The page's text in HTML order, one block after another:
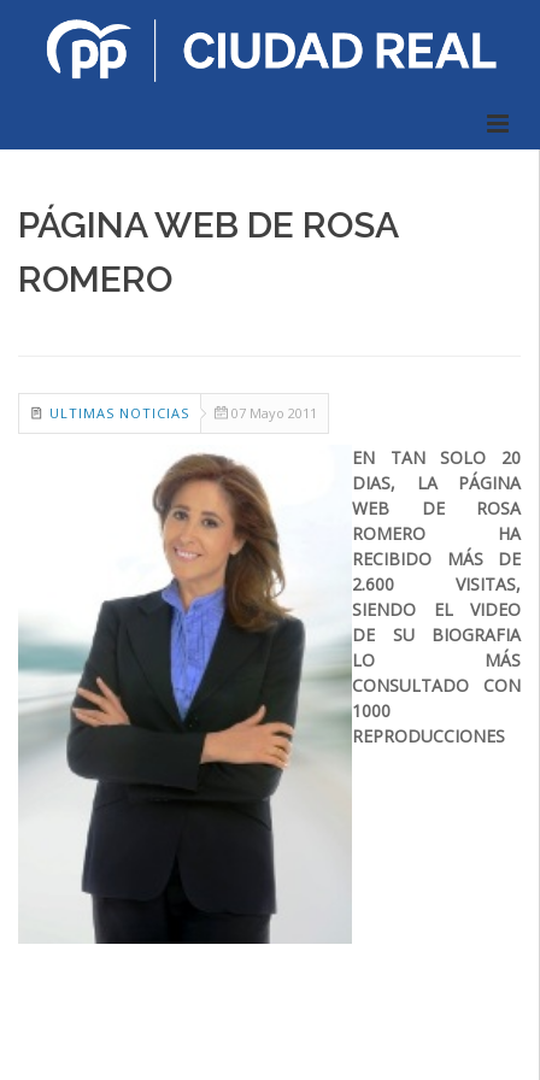
PÁGINA WEB DE ROSA
ROMERO
ULTIMAS NOTICIAS 07 Mayo 2011
EN TAN SOLO 20
DIAS, LA PÁGINA
WEB DE ROSA
ROMERO HA
RECIBIDO MÁS DE
2.600 VISITAS,
SIENDO EL VIDEO
DE SU BIOGRAFIA
LO MÁS
CONSULTADO CON
1000
REPRODUCCIONES